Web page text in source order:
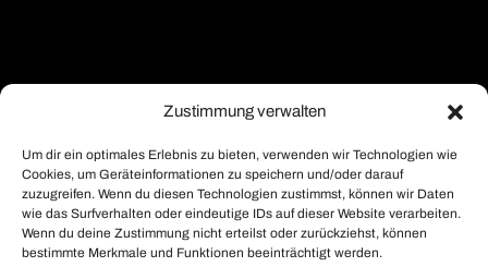
Zustimmung verwalten
Um dir ein optimales Erlebnis zu bieten, verwenden wir Technologien wie
Cookies, um Geräteinformationen zu speichern und/oder darauf
zuzugreifen. Wenn du diesen Technologien zustimmst, können wir Daten
wie das Surfverhalten oder eindeutige IDs auf dieser Website verarbeiten.
Wenn du deine Zustimmung nicht erteilst oder zurückziehst, können
bestimmte Merkmale und Funktionen beeinträchtigt werden.